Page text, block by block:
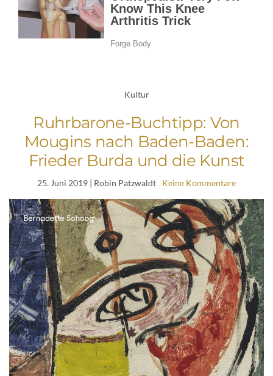
Kultur
Ruhrbarone-Buchtipp: Von
Mougins nach Baden-Baden:
Frieder Burda und die Kunst
25. Juni 2019 | Robin Patzwaldt Keine Kommentare